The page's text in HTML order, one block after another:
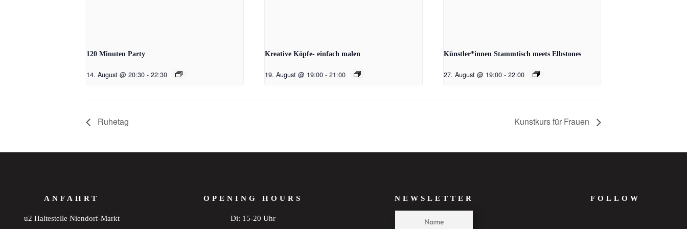
120 Minuten Party
14. August @ 20:30 - 22:30
Kreative Köpfe- einfach malen
19. August @ 19:00 - 21:00
Künstler*innen Stammtisch meets Elbstones
27. August @ 19:00 - 22:00
Ruhetag Kunstkurs für Frauen
ANFAHRT
u2 Haltestelle Niendorf-Markt
OPENING HOURS
Di: 15-20 Uhr
NEWSLETTER FOLLOW